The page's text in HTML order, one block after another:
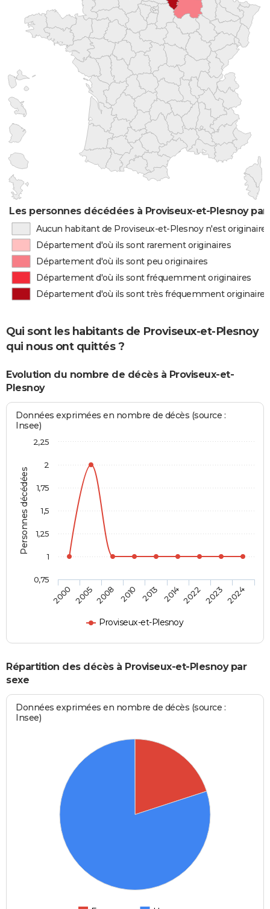
Les personnes décédées à Proviseux-et-Plesnoy
Aucun habitant de Proviseux-et-Plesnoy n'est
Département d'où ils sont rarement originaires
Département d'où ils sont peu originaires
Département d'où ils sont fréquemment originaires
Département d'où ils sont très fréquemment originaires
Qui sont les habitants de Proviseux-et-Plesnoy
qui nous ont quittés ?
Evolution du nombre de décès à Proviseux-et-
Plesnoy
Personnes décédées
Données exprimées en nombre de décès (source :
Insee)
Proviseux-et-Plesnoy
2000 20052008 2010 2013 2014 2022 2023 2024
0,75
1
1,25
1,5
1,75
2
2,25
Répartition des décès à Proviseux-et-Plesnoy par
sexe
Données exprimées en nombre de décès (source :
Insee)